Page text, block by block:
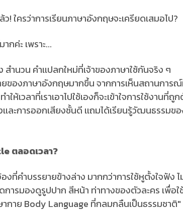
ว! ใครว่าการเรียนภาษาอังกฤษจะเครียดเสมอไป?
กค่ะ เพราะ...
สำนวน คำเเปลกใหม่ที่เจ้าของภาษาใช้กันจริง ๆ
ายของภาษาอังกฤษมากขึ้น จากการเห็นสถานกา
ให้เวลาที่เราเอาไปใช้เองก็จะเข้าใจการใช้งานที่ถู
เเละการออกเสียงชั้นดี เเถมได้เรียนรู้วัฒนธรรมข
ตลอดเวลา?
องที่คำบรรยายข้างล่าง มากกว่าการใช้หูตั้งใจฟัง
ารมองดูรูปปาก สีหน้า ท่าทางของตัวละคร เพื่อใ
ษากาย Body Language ที่กลมกลืนเป็นธรรมชาติ"